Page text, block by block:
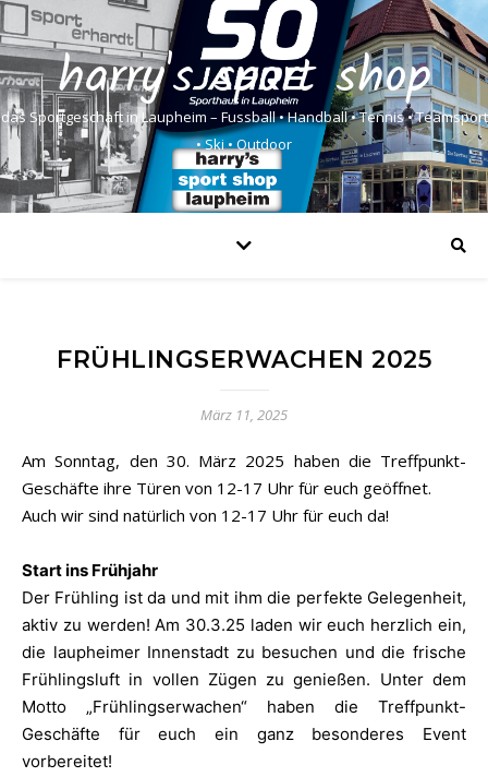
harry's sport shop
das Sportgeschäft in Laupheim – Fussball • Handball • Tennis • Teamsport
• Ski • Outdoor
FRÜHLINGSERWACHEN 2025
März 11, 2025
Am Sonntag, den 30. März 2025 haben die Treffpunkt-
Geschäfte ihre Türen von 12-17 Uhr für euch geöffnet.
Auch wir sind natürlich von 12-17 Uhr für euch da!
Start ins Frühjahr
Der Frühling ist da und mit ihm die perfekte Gelegenheit,
aktiv zu werden! Am 30.3.25 laden wir euch herzlich ein,
die laupheimer Innenstadt zu besuchen und die frische
Frühlingsluft in vollen Zügen zu genießen. Unter dem
Motto „Frühlingserwachen“ haben die Treffpunkt-
Geschäfte für euch ein ganz besonderes Event
vorbereitet!